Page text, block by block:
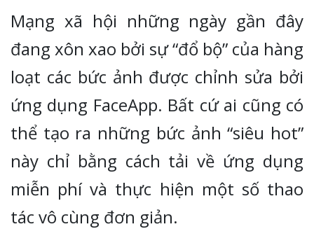
Mạng xã hội những ngày gần đây
đang xôn xao bởi sự “đổ bộ” của hàng
loạt các bức ảnh được chỉnh sửa bởi
ứng dụng FaceApp. Bất cứ ai cũng có
thể tạo ra những bức ảnh “siêu hot”
này chỉ bằng cách tải về ứng dụng
miễn phí và thực hiện một số thao
tác vô cùng đơn giản.